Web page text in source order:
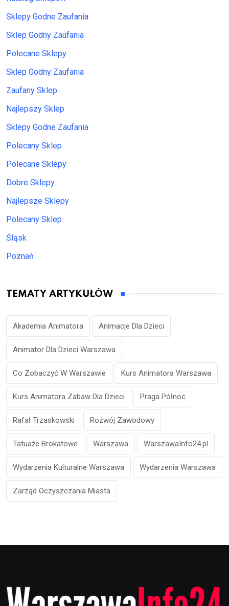
Sklepy Godne Zaufania
Sklep Godny Zaufania
Polecane Sklepy
Sklep Godny Zaufania
Zaufany Sklep
Najlepszy Sklep
Sklepy Godne Zaufania
Polecany Sklep
Polecane Sklepy
Dobre Sklepy
Najlepsze Sklepy
Polecany Sklep
Śląsk
Poznań
TEMATY ARTYKUŁÓW
Akademia Animatora Animacje Dla Dzieci
Animator Dla Dzieci Warszawa
Co Zobaczyć W Warszawie Kurs Animatora Warszawa
Kurs Animatora Zabaw Dla Dzieci Praga Północ
Rafał Trzaskowski Rozwój Zawodowy
Tatuaże Brokatowe Warszawa WarszawaInfo24.pl
Wydarzenia Kulturalne Warszawa Wydarzenia Warszawa
Zarząd Oczyszczania Miasta